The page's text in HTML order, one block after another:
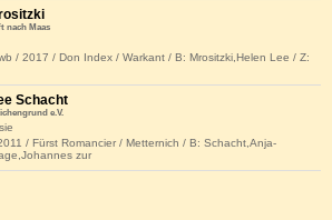
nach Maas
/ 2017 / Don Index / Warkant / B: Mrositzki,Helen Lee / Z:
Schacht
e.V.
/ Fürst Romancier / Metternich / B: Schacht,Anja-
zur